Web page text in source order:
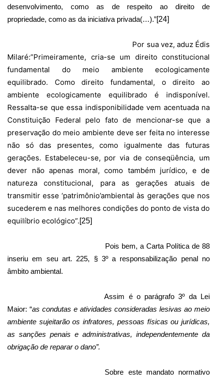
desenvolvimento, como as de respeito ao direito de
propriedade, como as da iniciativa privada(…).”[24]
Por sua vez, aduz Édis
Milaré:”Primeiramente, cria-se um direito constitucional
fundamental do meio ambiente ecologicamente
equilibrado. Como direito fundamental, o direito ao
ambiente ecologicamente equilibrado é indisponível.
Ressalta-se que essa indisponibilidade vem acentuada na
Constituição Federal pelo fato de mencionar-se que a
preservação do meio ambiente deve ser feita no interesse
não só das presentes, como igualmente das futuras
gerações. Estabeleceu-se, por via de conseqüência, um
dever não apenas moral, como também jurídico, e de
natureza constitucional, para as gerações atuais de
transmitir esse ‘patrimônio’ambiental às gerações que nos
sucederem e nas melhores condições do ponto de vista do
equilíbrio ecológico”.[25]
Pois bem, a Carta Política de 88
inseriu em seu art. 225, § 3º a responsabilização penal no
âmbito ambiental.
Assim é o parágrafo 3º da Lei
Maior: “as condutas e atividades consideradas lesivas ao meio
ambiente sujeitarão os infratores, pessoas físicas ou jurídicas,
as sanções penais e administrativas, independentemente da
obrigação de reparar o dano”.
Sobre este mandato normativo